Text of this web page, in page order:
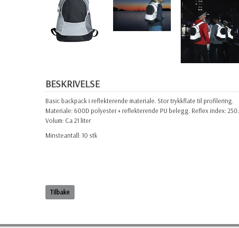
BESKRIVELSE
Basic backpack i reflekterende materiale. Stor trykkflate til profilering.
Materiale: 600D polyester + reflekterende PU belegg. Reflex index: 250.
Volum: Ca 21 liter
Minsteantall: 10 stk
Tilbake